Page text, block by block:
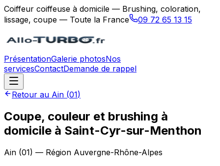
Coiffeur coiffeuse à domicile — Brushing, coloration,
lissage, coupe — Toute la France
09 72 65 13 15
PrésentationGalerie photosNos
servicesContactDemande de rappel
Retour au Ain (01)
Coupe, couleur et brushing à
domicile à Saint-Cyr-sur-Menthon
Ain (01) — Région Auvergne-Rhône-Alpes